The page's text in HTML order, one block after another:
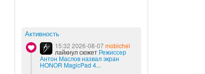
Активность
15:32 2026-08-07mobichel
лайкнул сюжет Режиссер
Антон Маслов назвал экран
HONOR MagicPad 4...